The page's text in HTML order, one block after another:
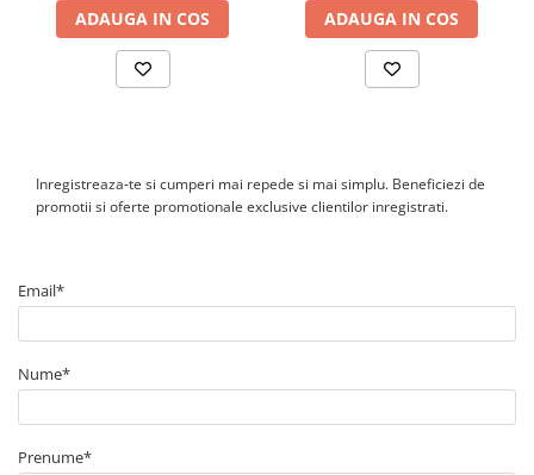
ADAUGA IN COS ADAUGA IN COS
Inregistreaza-te si cumperi mai repede si mai simplu. Beneficiezi de
promotii si oferte promotionale exclusive clientilor inregistrati.
Email*
Nume*
Prenume*